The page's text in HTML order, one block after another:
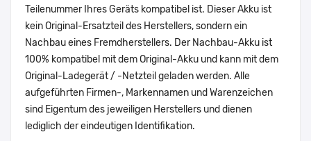
Teilenummer Ihres Geräts kompatibel ist. Dieser Akku ist
kein Original-Ersatzteil des Herstellers, sondern ein
Nachbau eines Fremdherstellers. Der Nachbau-Akku ist
100% kompatibel mit dem Original-Akku und kann mit dem
Original-Ladegerät / -Netzteil geladen werden. Alle
aufgeführten Firmen-, Markennamen und Warenzeichen
sind Eigentum des jeweiligen Herstellers und dienen
lediglich der eindeutigen Identifikation.